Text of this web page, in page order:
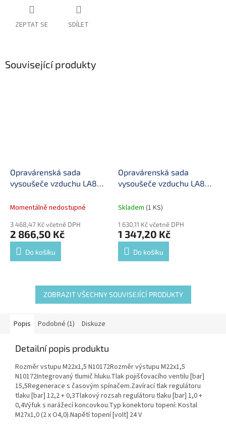
ZEPTAT SE SDÍLET
Související produkty
Opravárenská sada
vysoušeče vzduchu LA80,
Momentálně nedostupné
3 468,47 Kč včetně DPH
2 866,50 Kč
Do košíku
Opravárenská sada
vysoušeče vzduchu LA80..
Skladem (1 KS)
1 630,11 Kč včetně DPH
1 347,20 Kč
Do košíku
ZOBRAZIT VŠECHNY SOUVISEJÍCÍ PRODUKTY
Popis Podobné (1) Diskuze
Detailní popis produktu
Rozměr vstupu M22x1,5 N10172Rozměr výstupu M22x1,5
N10172Integrovaný tlumič hluku.Tlak pojišťovacího ventilu [bar]
15,5Regenerace s časovým spínačem.Zavírací tlak regulátoru
tlaku [bar] 12,2 + 0,3Tlakový rozsah regulátoru tlaku [bar] 1,0 +
0,4Výfuk s narážecí koncovkou.Typ konektoru topení: Kostal
M27x1,0 (2 x O4,0).Napětí topení [volt] 24 V